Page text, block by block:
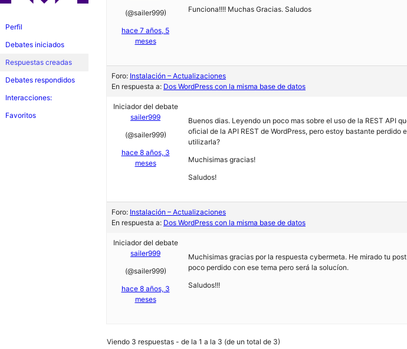
Perfil
Debates iniciados
Respuestas creadas
Debates respondidos
Interacciones:
Favoritos
(@sailer999)
hace 7 años, 5
meses
Funciona!!!! Muchas Gracias. Saludos
Foro: Instalación – Actualizaciones
En respuesta a: Dos WordPress con la misma base de datos
Iniciador del debate
sailer999
(@sailer999)
hace 8 años, 3
meses
Buenos dias. Leyendo un poco mas sobre el uso de la REST API
oficial de la API REST de WordPress, pero estoy bastante
utilizarla?
Muchisimas gracias!
Saludos!
Foro: Instalación – Actualizaciones
En respuesta a: Dos WordPress con la misma base de datos
Iniciador del debate
sailer999
(@sailer999)
hace 8 años, 3
meses
Muchisimas gracias por la respuesta cybermeta. He mirado tu
poco perdido con ese tema pero será la solucíon.
Saludos!!!
Viendo 3 respuestas - de la 1 a la 3 (de un total de 3)